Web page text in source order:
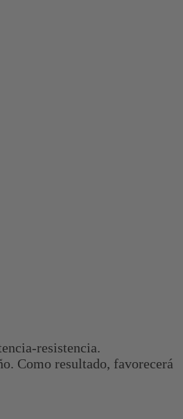
resistencia.
Como resultado, favorecerá